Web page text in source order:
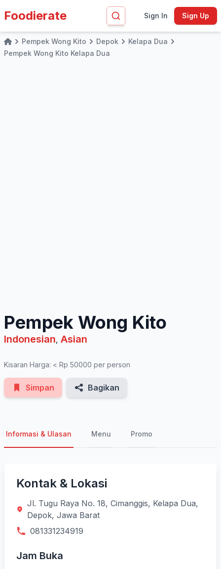
Foodierate Sign In Sign Up
HomePempek Wong Kito Depok
Kelapa Dua
Pempek Wong Kito Kelapa Dua
Pempek Wong Kito
Indonesian, Asian
Kisaran Harga: < Rp 50000 per person
Simpan Bagikan
Informasi & Ulasan Menu Promo
Kontak & Lokasi
Jl. Tugu Raya No. 18, Cimanggis, Kelapa Dua,
Depok, Jawa Barat
081331234919
Jam Buka